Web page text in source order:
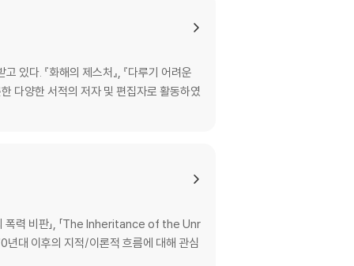
다. 『화해의 제스처』, 『다루기 어려운
한 다양한 서적의 저자 및 편집자로 활동하였
폭력 비판」, 「The Inheritance of the Unr
대 이후의 지적/이론적 흐름에 대해 관심